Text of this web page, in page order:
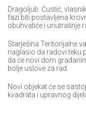
Dragoljub Ćustić,
fazi biti postavljena
obuhvatiće i unutrašnje
Starješina Teritorijalne
naglasio da radovi teku
da će novi dom
bolje uslove za rad.
Novi objekat će se
kvadrata i upravnog